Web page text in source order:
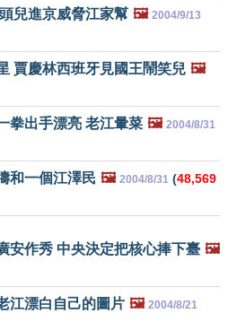
兒進京威脅江家幫 🖼️ 2004/9/13
賈慶林西班牙見國王鬧笑兒 🖼️
拳出手漂亮 老江暈菜 🖼️ 2004/8/31
和一個江澤民 🖼️ 2004/8/31 (48,569
安作秀 中央決定把核心捧下臺 🖼️
江漂白自己的圖片 🖼️ 2004/8/21